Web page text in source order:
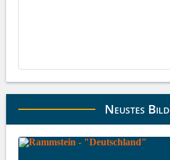
Neustes Bild